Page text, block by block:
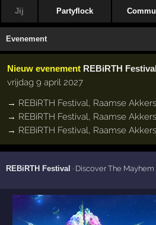
Jij Partyflock
Evenement
Nieuw evenement REBiRTH
vrijdag 9 april 2027
→ REBiRTH Festival, Raamse Akkers
→ REBiRTH Festival, Raamse Akkers
→ REBiRTH Festival, Raamse Akkers
REBiRTH Festival · Discover The Mayhem